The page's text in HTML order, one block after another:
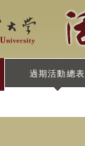
過期活動總表